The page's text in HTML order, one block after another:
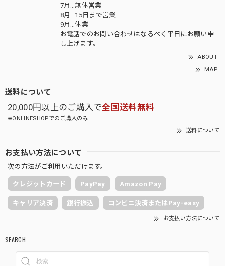
7月…無休営業
8月…15日まで営業
9月…休業
お電話でのお問い合わせはなるべく平日にお願い申
し上げます。
ABOUT
MAP
送料について
20,000円以上のご購入で全国送料無料
⋇ONLINESHOPでのご購入のみ
送料について
お支払い方法について
次の方法がご利用いただけます。
クレジットカード PayPay Amazon Pay
キャリア決済 銀行振込 コンビニ決済またはPay-easy
お支払い方法について
SEARCH